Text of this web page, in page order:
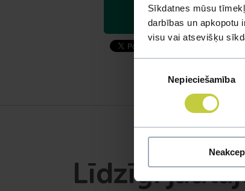
Sīkdatnes mūsu
darbības un apkopotu
visu vai atsevišķu
Nepieciešamība
Līdzīgi